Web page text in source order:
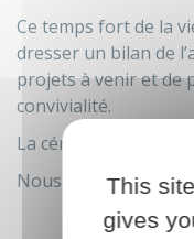
Ce temps fort de la
dresser un bilan de
projets à venir et de
convivialité.
La cérémonie sera
Nous comptons
This
gives